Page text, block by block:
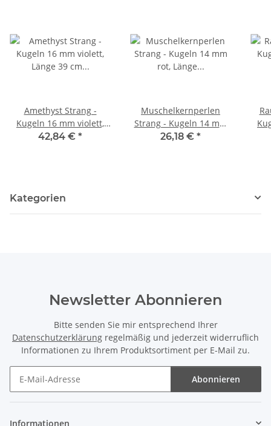
Amethyst Strang -
Kugeln 16 mm violett,
Länge 39 cm /1917
42,84 € *
Muschelkernperlen
Strang - Kugeln 14 mm
rot, Länge 42 cm /1192
26,18 € *
Kategorien
Newsletter Abonnieren
Bitte senden Sie mir entsprechend Ihrer
Datenschutzerklärung regelmäßig und jederzeit widerruflich
Informationen zu Ihrem Produktsortiment per E-Mail zu.
Abonnieren
Informationen